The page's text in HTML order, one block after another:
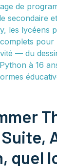
de
secondaire
les lycéens
pour
— du
à 16
quel